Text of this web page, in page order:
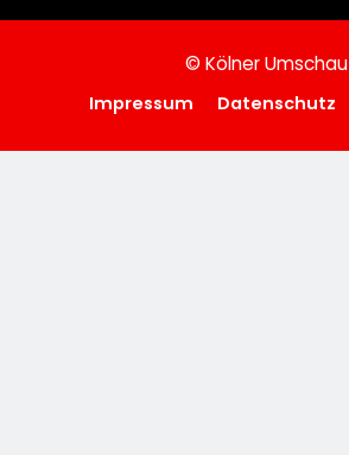
© Kölner Umschau
Impressum Datenschutz